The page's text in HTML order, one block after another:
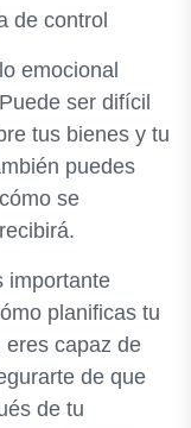
de control
emocional
ser difícil
tus bienes y tu
puedes
se
importante
planificas tu
eres capaz de
de que
de tu